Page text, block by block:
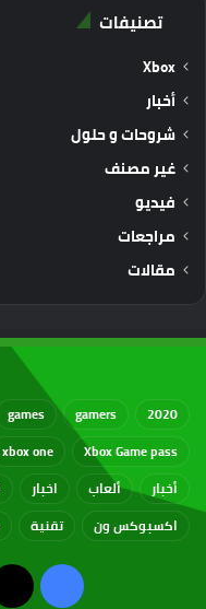
تصنيفات
Xbox
أخبار
شروحات و حلول
غير مصنف
فيديو
مراجعات
مقالات
2020
gamers
games
Xbox Game pass
xbox one
أخبار
ألعاب اخبار
اكسبوكس ون
تقنية